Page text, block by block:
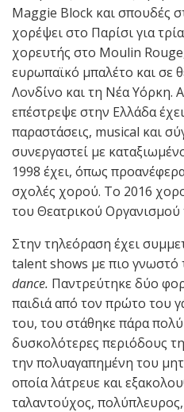
Maggie Block και σπουδές
χορέψει στο Παρίσι για
χορευτής στο Moulin
ευρωπαϊκό μπαλέτο και σε
Λονδίνο και τη Νέα Υόρκη.
επέστρεψε στην Ελλάδα
παραστάσεις, musical και
συνεργαστεί με
1998 έχει, όπως
σχολές χορού. Το 2016
του Θεατρικού
Στην τηλεόραση έχει
talent shows με πιο γνωστό
dance. Παντρεύτηκε δύο
παιδιά από τον πρώτο του
του, του στάθηκε πάρα πολύ
δυσκολότερες περιόδους
την πολυαγαπημένη του
οποία λάτρευε και
ταλαντούχος,